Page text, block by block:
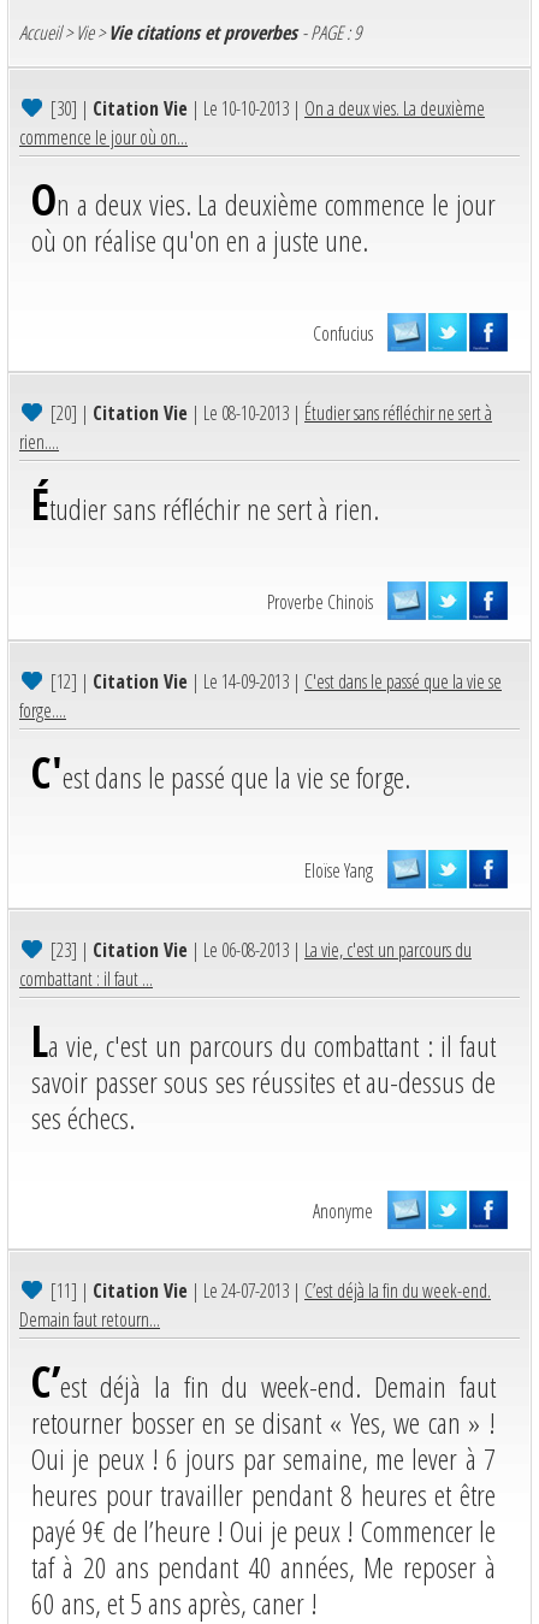
Accueil>Vie>Vie citations et proverbes- PAGE : 9
[30] | Citation Vie | Le 10-10-2013 | On a deux vies. La deuxième
commence le jour où on...
On a deux vies. La deuxième commence le jour
où on réalise qu'on en a juste une.
Confucius
[20] | Citation Vie | Le 08-10-2013 | Étudier sans réfléchir ne sert à
rien....
Étudier sans réfléchir ne sert à rien.
Proverbe Chinois
[12] | Citation Vie | Le 14-09-2013 | C'est dans le passé que la vie se
forge....
C'est dans le passé que la vie se forge.
Eloïse Yang
[23] | Citation Vie | Le 06-08-2013 | La vie, c'est un parcours du
combattant : il faut ...
La vie, c'est un parcours du combattant : il faut
savoir passer sous ses réussites et au-dessus de
ses échecs.
Anonyme
[11] | Citation Vie | Le 24-07-2013 | C’est déjà la fin du week-end.
Demain faut retourn...
C’est déjà la fin du week-end. Demain faut
retourner bosser en se disant « Yes, we can » !
Oui je peux ! 6 jours par semaine, me lever à 7
heures pour travailler pendant 8 heures et être
payé 9€ de l’heure ! Oui je peux ! Commencer le
taf à 20 ans pendant 40 années, Me reposer à
60 ans, et 5 ans après, caner !